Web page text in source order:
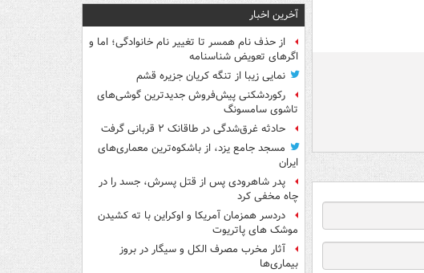
آخرین اخبار
از حذف نام همسر تا تغییر نام خانوادگی؛ اما و
اگرهای تعویض شناسنامه
نمایی زیبا از تنگه کریان جزیره قشم
رکوردشکنی پیش‌فروش جدیدترین گوشی‌های
تاشوی سامسونگ
حادثه غرق‌شدگی در طاقانک ۲ قربانی گرفت
مسجد جامع یزد، از باشکوه‌ترین معماری‌های
ایران
پدر شاهرودی پس از قتل پسرش، جسد را در
چاه مخفی کرد
دردسر همزمان آمریکا و اوکراین با ته کشیدن
موشک های پاتریوت
آثار مخرب مصرف الکل و سیگار در بروز
بیماری‌ها